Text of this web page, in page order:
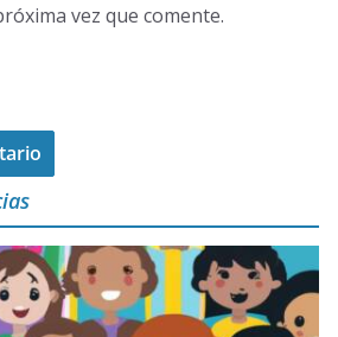
vez que comente.